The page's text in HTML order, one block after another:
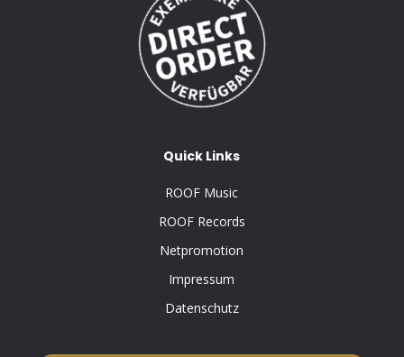
Quick Links
ROOF Music
ROOF Records
Netpromotion
Impressum
Datenschutz